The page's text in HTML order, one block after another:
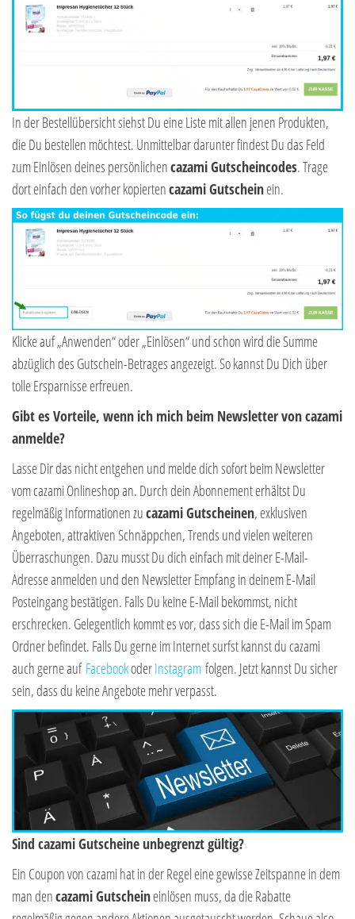
In der Bestellübersicht siehst Du eine Liste mit allen jenen Produkten,
die Du bestellen möchtest. Unmittelbar darunter findest Du das Feld
zum Einlösen deines persönlichencazami Gutscheincodes. Trage
dort einfach den vorher kopiertencazami Gutscheinein.
Klicke auf „Anwenden“ oder „Einlösen“ und schon wird die Summe
abzüglich des Gutschein-Betrages angezeigt. So kannst Du Dich über
tolle Ersparnisse erfreuen.
Gibt es Vorteile, wenn ich mich beim Newsletter von cazami
anmelde?
Lasse Dir das nicht entgehen und melde dich sofort beim Newsletter
vom cazami Onlineshop an. Durch dein Abonnement erhältst Du
regelmäßig Informationen zucazami Gutscheinen, exklusiven
Angeboten, attraktiven Schnäppchen, Trends und vielen weiteren
Überraschungen. Dazu musst Du dich einfach mit deiner E-Mail-
Adresse anmelden und den Newsletter Empfang in deinem E-Mail
Posteingang bestätigen. Falls Du keine E-Mail bekommst, nicht
erschrecken. Gelegentlich kommt es vor, dass sich die E-Mail im Spam
Ordner befindet. Falls Du gerne im Internet surfst kannst du cazami
auch gerne auf FacebookoderInstagram folgen. Jetzt kannst Du sicher
sein, dass du keine Angebote mehr verpasst.
Sind cazami Gutscheine unbegrenzt gültig?
Ein Coupon von cazami hat in der Regel eine gewisse Zeitspanne in dem
man dencazami Gutscheineinlösen muss, da die Rabatte